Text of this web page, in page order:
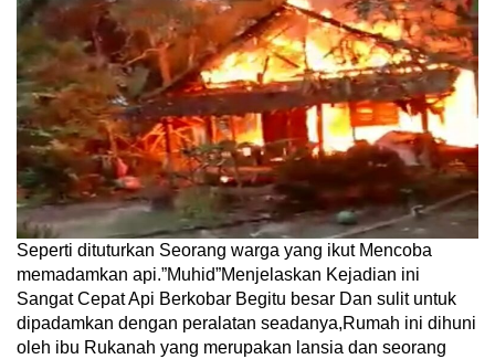
Seperti dituturkan Seorang warga yang ikut Mencoba
memadamkan api.”Muhid”Menjelaskan Kejadian ini
Sangat Cepat Api Berkobar Begitu besar Dan sulit untuk
dipadamkan dengan peralatan seadanya,Rumah ini dihuni
oleh ibu Rukanah yang merupakan lansia dan seorang